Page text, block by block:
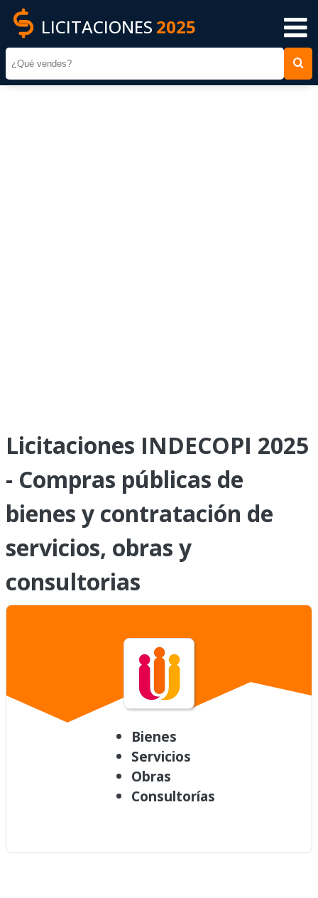
LICITACIONES 2025
Licitaciones INDECOPI 2025
- Compras públicas de
bienes y contratación de
servicios, obras y
consultorias
Bienes
Servicios
Obras
Consultorías